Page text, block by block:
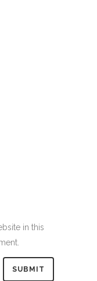
in this